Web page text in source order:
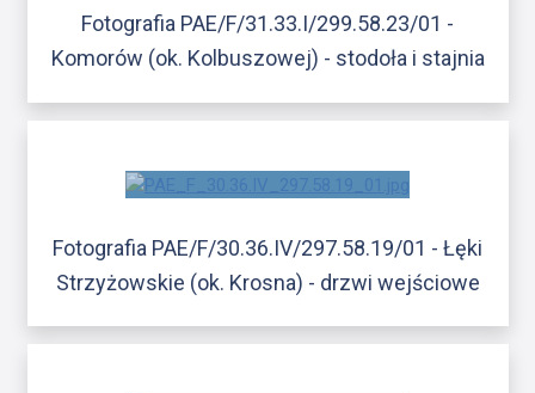
Fotografia PAE/F/31.33.I/299.58.23/01 -
Komorów (ok. Kolbuszowej) - stodoła i stajnia
Fotografia PAE/F/30.36.IV/297.58.19/01 - Łęki
Strzyżowskie (ok. Krosna) - drzwi wejściowe